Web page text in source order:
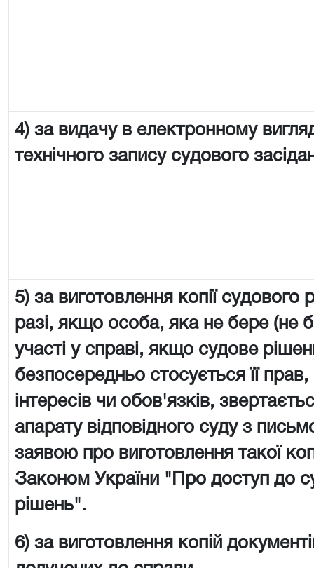
4) за видачу в електронному
технічного запису судового
5) за виготовлення копії судового
разі, якщо особа, яка не бере (не
участі у справі, якщо судове
безпосередньо стосується її
інтересів чи обов'язків,
апарату відповідного суду з
заявою про виготовлення такої
Законом України "Про доступ до
рішень".
6) за виготовлення копій